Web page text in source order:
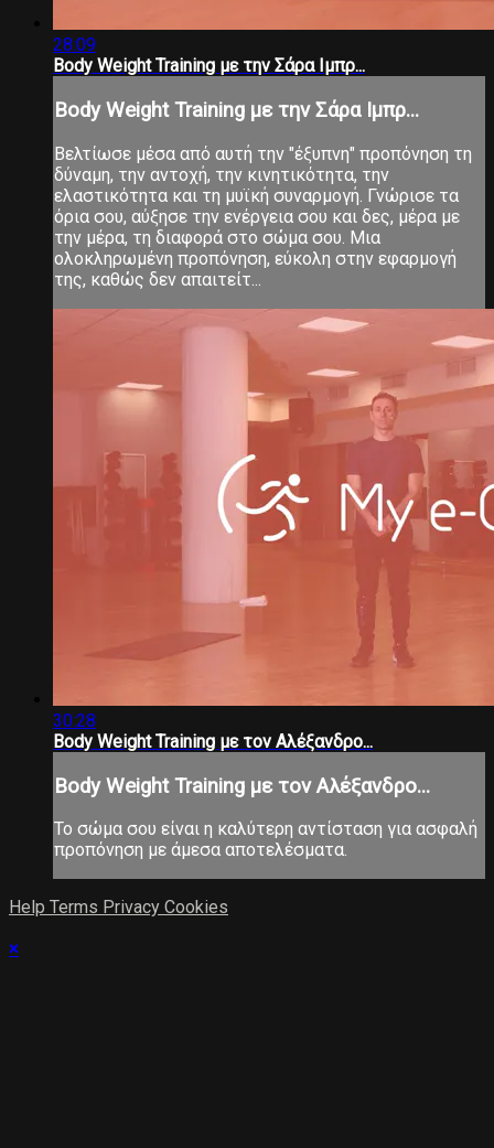
28:09
Body Weight Training με την Σάρα Ιμπρ...
Body Weight Training με την Σάρα Ιμπρ...
Βελτίωσε μέσα από αυτή την "έξυπνη" προπόνηση τη
δύναμη, την αντοχή, την κινητικότητα, την
ελαστικότητα και τη μυϊκή συναρμογή. Γνώρισε τα
όρια σου, αύξησε την ενέργεια σου και δες, μέρα με
την μέρα, τη διαφορά στο σώμα σου. Μια
ολοκληρωμένη προπόνηση, εύκολη στην εφαρμογή
της, καθώς δεν απαιτείτ...
30:28
Body Weight Training με τον Αλέξανδρο...
Body Weight Training με τον Αλέξανδρο...
Το σώμα σου είναι η καλύτερη αντίσταση για ασφαλή
προπόνηση με άμεσα αποτελέσματα.
Help Terms Privacy Cookies
×